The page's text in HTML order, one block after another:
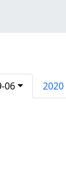
06 2020